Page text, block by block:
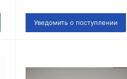
Уведомить о поступлении